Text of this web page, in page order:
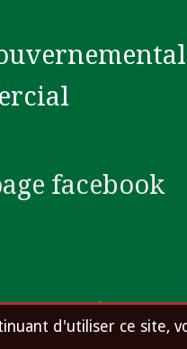
d'utiliser ce site,
facebook
À propos du